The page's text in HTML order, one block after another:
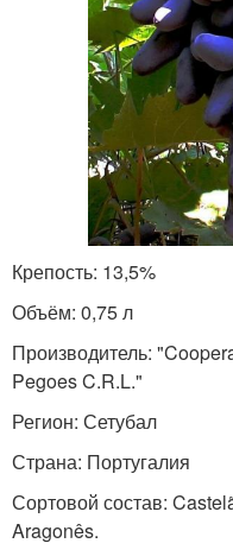
Крепость: 13,5%
Объём: 0,75 л
Производитель:
Pegoes C.R.L."
Регион: Сетубал
Страна: Португалия
Сортовой состав:
Aragonês.